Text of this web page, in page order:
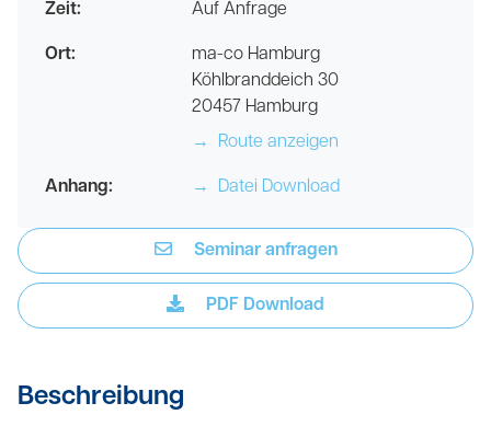
Zeit: Auf Anfrage
Ort:
ma-co Hamburg
Köhlbranddeich 30
20457 Hamburg
→
Route anzeigen
Anhang: → Datei Download
Seminar anfragen
PDF Download
Beschreibung